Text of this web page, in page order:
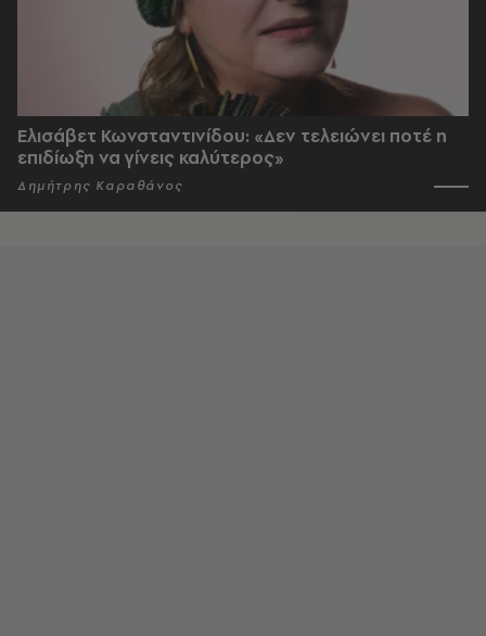
Ελισάβετ Κωνσταντινίδου: «Δεν τελειώνει ποτέ η
επιδίωξη να γίνεις καλύτερος»
Δημήτρης Καραθάνος